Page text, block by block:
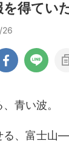
を得てい
26
青い波。
る、富士山